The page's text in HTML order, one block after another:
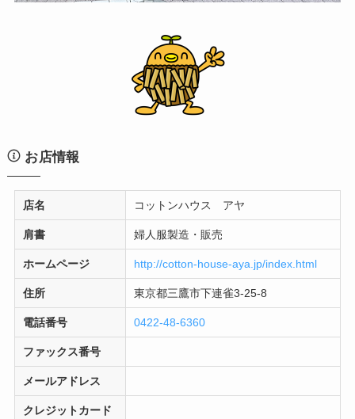
お店情報
店名 コットンハウス アヤ
肩書 婦人服製造・販売
ホームページ http://cotton-house-aya.jp/index.html
住所 東京都三鷹市下連雀3-25-8
電話番号 0422-48-6360
ファックス番号
メールアドレス
クレジットカード